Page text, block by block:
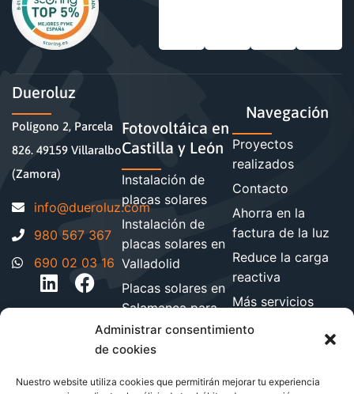
Administrar consentimiento
de cookies
Nuestro website utiliza cookies que permitirán mejorar tu experiencia
Dueroluz
Polígono 2, Parcela
826. 49159 Villaralbo
(Zamora)
moc.zuloreud@ofni
980 567 367
690 02 03 16
Fotovoltáica en
Castilla y León
Instalación de
placas solares
Instalación de
placas solares en
Valladolid
Placas solares en
Salamanca para
hogares y
empresa
Navegación
Proyectos
realizados
Contacto
Ahorra en la
factura de la luz
Reduce la carga
reactiva
Más servicios
energéticos
Blog de energía y